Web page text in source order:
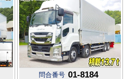
問合番号 01-8184